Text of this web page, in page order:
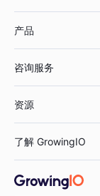
鞋服行业
汽车行业
金融行业
产品
智能运营
获客分析
咨询服务
资源
增长公开课
了解 GrowingIO
关于 GrowingIO